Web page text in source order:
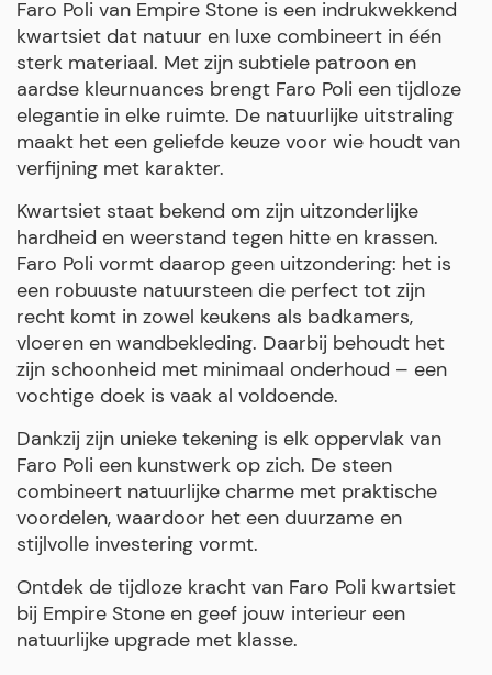
Faro Poli van Empire Stone is een indrukwekkend
kwartsiet dat natuur en luxe combineert in één
sterk materiaal. Met zijn subtiele patroon en
aardse kleurnuances brengt Faro Poli een tijdloze
elegantie in elke ruimte. De natuurlijke uitstraling
maakt het een geliefde keuze voor wie houdt van
verfijning met karakter.
Kwartsiet staat bekend om zijn uitzonderlijke
hardheid en weerstand tegen hitte en krassen.
Faro Poli vormt daarop geen uitzondering: het is
een robuuste natuursteen die perfect tot zijn
recht komt in zowel keukens als badkamers,
vloeren en wandbekleding. Daarbij behoudt het
zijn schoonheid met minimaal onderhoud – een
vochtige doek is vaak al voldoende.
Dankzij zijn unieke tekening is elk oppervlak van
Faro Poli een kunstwerk op zich. De steen
combineert natuurlijke charme met praktische
voordelen, waardoor het een duurzame en
stijlvolle investering vormt.
Ontdek de tijdloze kracht van Faro Poli kwartsiet
bij Empire Stone en geef jouw interieur een
natuurlijke upgrade met klasse.